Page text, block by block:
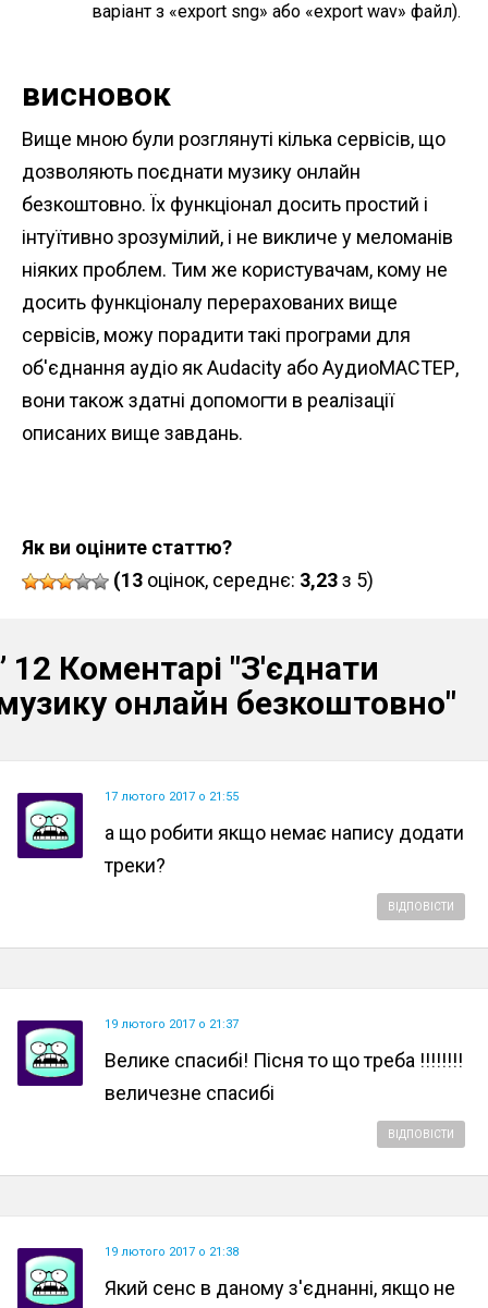
варіант з «export sng» або «export wav» файл).
висновок
Вище мною були розглянуті кілька сервісів, що
дозволяють поєднати музику онлайн
безкоштовно. Їх функціонал досить простий і
інтуїтивно зрозумілий, і не викличе у меломанів
ніяких проблем. Тим же користувачам, кому не
досить функціоналу перерахованих вище
сервісів, можу порадити такі програми для
об'єднання аудіо як Audacity або АудиоМАСТЕР,
вони також здатні допомогти в реалізації
описаних вище завдань.
Як ви оціните статтю?
(13 оцінок, середнє: 3,23з 5)
12 Коментарі "З'єднати
онлайн безкоштовно"
17 лютого 2017 о 21:55
а що робити якщо немає напису додати
треки?
ВІДПОВІСТИ
19 лютого 2017 о 21:37
Велике спасибі! Пісня то що треба !!!!!!!!
величезне спасибі
ВІДПОВІСТИ
19 лютого 2017 о 21:38
Який сенс в даному з'єднанні, якщо не